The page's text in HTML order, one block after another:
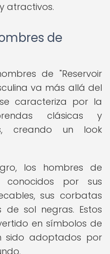
atractivos.
de
de "Reservoir
va más allá del
caracteriza por la
clásicas y
creando un look
los hombres de
conocidos por sus
sus corbatas
sol negras. Estos
en símbolos de
sido adoptados por